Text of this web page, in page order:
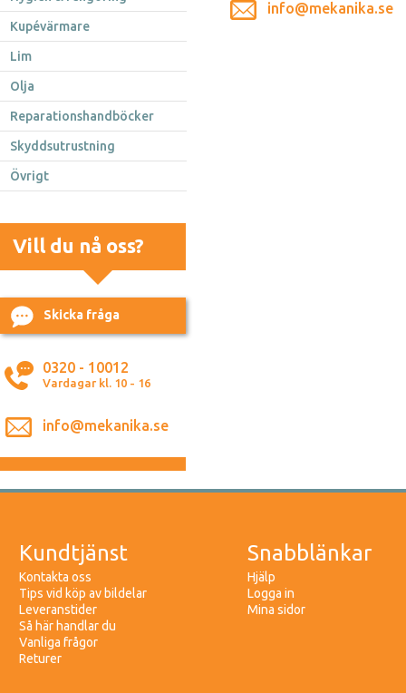
Kupévärmare
Lim
Olja
Reparationshandböcker
Skyddsutrustning
Övrigt
Vill du nå oss?
Skicka fråga
0320 - 10012
Vardagar kl. 10 - 16
info@mekanika.se
info@mekanika.se
Kundtjänst
Kontakta oss
Tips vid köp av bildelar
Leveranstider
Så här handlar du
Vanliga frågor
Returer
Snabblänkar
Hjälp
Logga in
Mina sidor